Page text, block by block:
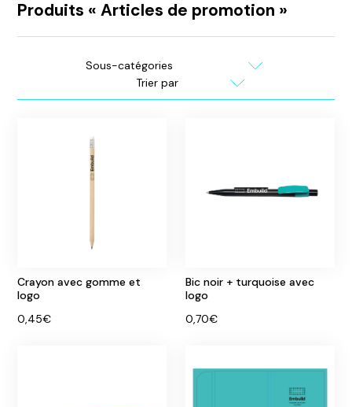
Produits « Articles de promotion »
catégories
Chercher
un
produit
Crayon avec gomme et
logo
0,45€
Bic noir + turquoise avec
logo
0,70€